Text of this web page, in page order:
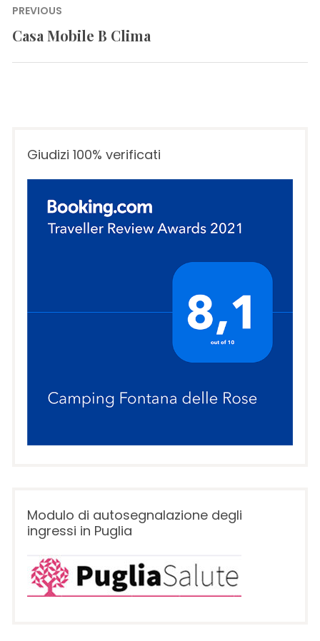
Navigazione
articoli
PREVIOUS
Previous
Casa Mobile B Clima
Giudizi 100% verificati
Modulo di autosegnalazione degli
ingressi in Puglia